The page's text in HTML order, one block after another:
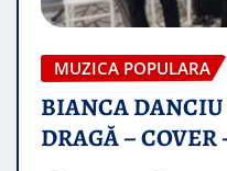
MUZICA POPULARA
BIANCA DANCIU
DRAGĂ – COVER